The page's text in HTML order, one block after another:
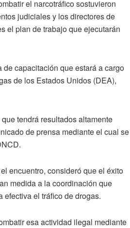
el narcotráfico sostuvieron
judiciales y los directores de
el plan de trabajo que ejecutarán
capacitación que estará a cargo
de los Estados Unidos (DEA),
tendrá resultados altamente
de prensa mediante el cual se
encuentro, consideró que el éxito
medida a la coordinación que
efectiva el tráfico de drogas.
esa actividad ilegal mediante